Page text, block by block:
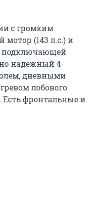
с громким
(143 л.с.) и
подключающей
надежный 4-
дневными
лобового
Есть фронтальные и